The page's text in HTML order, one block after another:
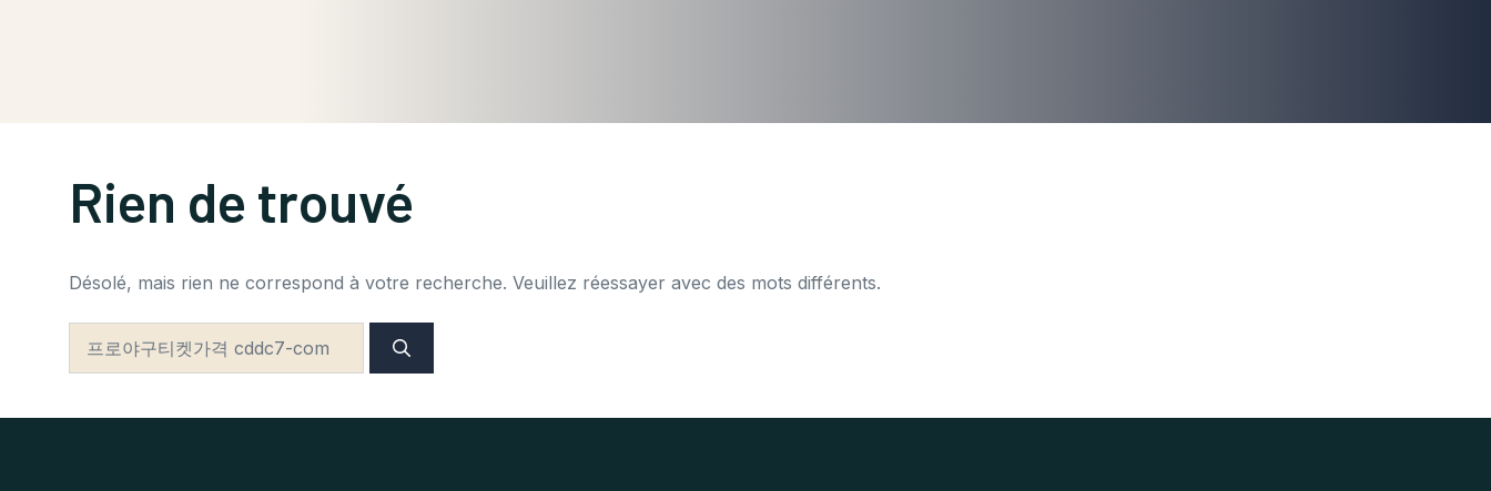
Rien de trouvé
Désolé, mais rien ne correspond à votre recherche. Veuillez réessayer avec des mots différents.